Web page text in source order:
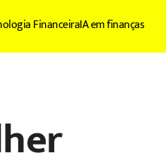
FinanceiraIA em finanças